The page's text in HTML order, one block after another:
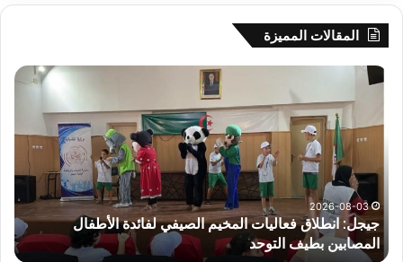
المقالات المميزة
جيجل:
المخيم
لفائدة
الأطفال
المصابين
بطيف
التوحد
2026-08-03
جيجل: انطلاق فعاليات المخيم الصيفي لفائدة الأطفال
المصابين بطيف التوحد